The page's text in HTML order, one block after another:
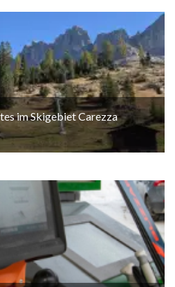
im Skigebiet Carezza